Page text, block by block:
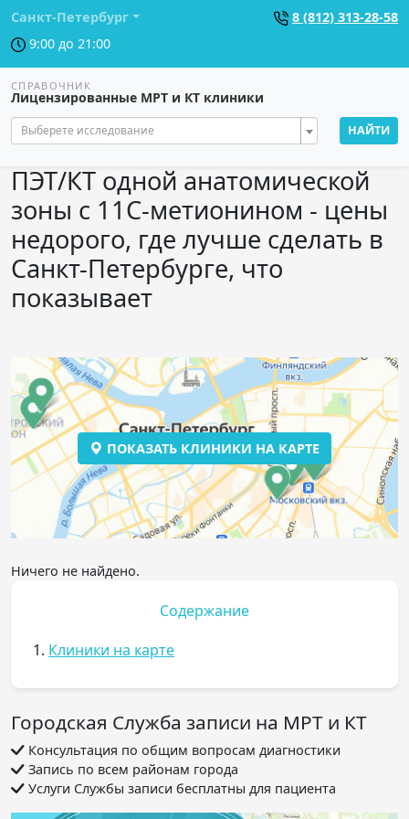
Санкт-Петербург
8 (812) 313-28-58
9:00 до 21:00
СПРАВОЧНИК
Лицензированные МРТ и КТ клиники
Выберете исследование НАЙТИ
ПЭТ/КТ одной анатомической
зоны с 11С-метионином - цены
недорого, где лучше сделать в
Санкт-Петербурге, что
показывает
ПОКАЗАТЬ КЛИНИКИ НА КАРТЕ
Ничего не найдено.
Содержание
1. Клиники на карте
Городская Служба записи на МРТ и КТ
Консультация по общим вопросам диагностики
Запись по всем районам города
Услуги Службы записи бесплатны для пациента